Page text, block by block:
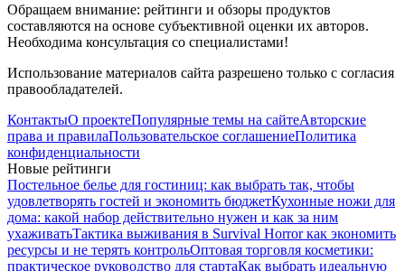
Обращаем внимание: рейтинги и обзоры продуктов
составляются на основе субъективной оценки их авторов.
Необходима консультация со специалистами!
Использование материалов сайта разрешено только с согласия
правообладателей.
КонтактыО проектеПопулярные темы на сайтеАвторские
права и правилаПользовательское соглашениеПолитика
конфиденциальности
Новые рейтинги
Постельное белье для гостиниц: как выбрать так, чтобы
удовлетворять гостей и экономить бюджетКухонные ножи для
дома: какой набор действительно нужен и как за ним
ухаживатьТактика выживания в Survival Horror как экономить
ресурсы и не терять контрольОптовая торговля косметики:
практическое руководство для стартаКак выбрать идеальную